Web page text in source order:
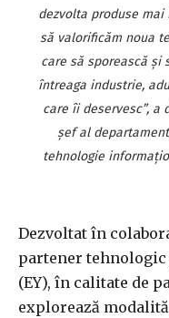
dezvolta produse mai
să valorificăm noua
care să sporească și
întreaga industrie,
care îi deservesc”, a
șef al
tehnologie
Dezvoltat în
partener
(EY), în calitate de
explorează